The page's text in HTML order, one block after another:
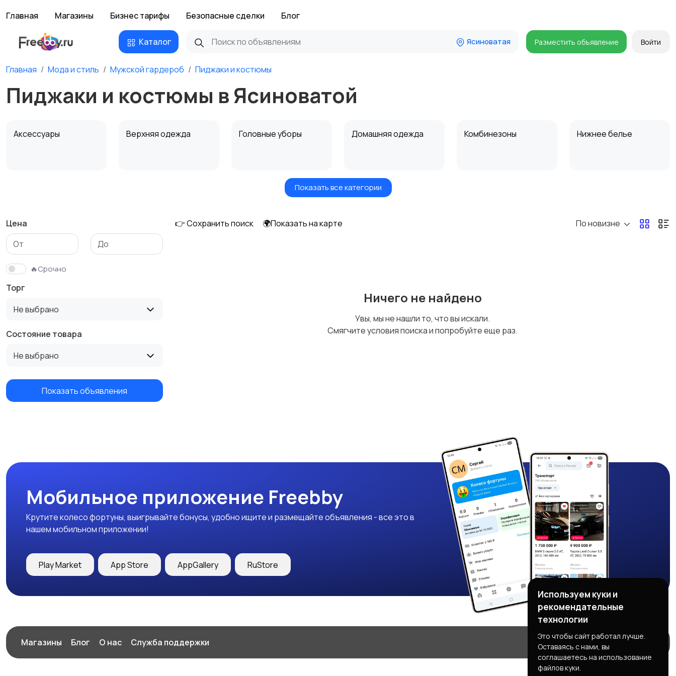
Главная Магазины Бизнес тарифы Безопасные сделки Блог
Каталог Ясиноватая Разместить объявление Войти
Главная Мода и стиль Мужской гардероб Пиджаки и костюмы
Пиджаки и костюмы в Ясиноватой
Аксессуары Верхняя одежда Головные уборы Домашняя одежда Комбинезоны Нижнее белье
Свитеры и толстовки
Футболки и поло Штаны и шорты
Показать все категории
Цена
🔥Срочно
Торг
Не выбрано
Состояние товара
Не выбрано
Показать объявления
👉 Сохранить поиск 🌍Показать на карте По новизне
Ничего не найдено
Увы, мы не нашли то, что вы искали.
Смягчите условия поиска и попробуйте еще раз.
Мобильное приложение Freebby
Крутите колесо фортуны, выигрывайте бонусы, удобно ищите и размещайте объявления - все это в
нашем мобильном приложении!
Play Market App Store AppGallery RuStore
Магазины Блог О нас Служба поддержки
Используем куки и
рекомендательные
технологии
Это чтобы сайт работал лучше.
Оставаясь с нами, вы
соглашаетесь на использование
файлов куки.